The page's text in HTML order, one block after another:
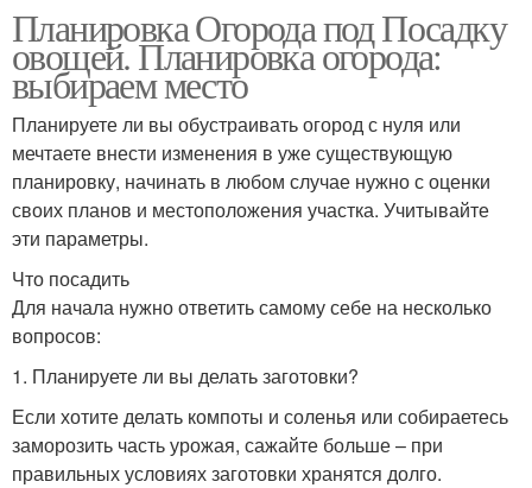
Планировка Огорода под Посадку
овощей. Планировка огорода:
выбираем место
Планируете ли вы обустраивать огород с нуля или
мечтаете внести изменения в уже существующую
планировку, начинать в любом случае нужно с оценки
своих планов и местоположения участка. Учитывайте
эти параметры.
Что посадить
Для начала нужно ответить самому себе на несколько
вопросов:
1. Планируете ли вы делать заготовки?
Если хотите делать компоты и соленья или собираетесь
заморозить часть урожая, сажайте больше – при
правильных условиях заготовки хранятся долго.